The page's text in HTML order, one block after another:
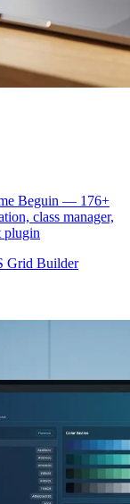
Beguin — 176+
class manager,
plugin
Grid Builder